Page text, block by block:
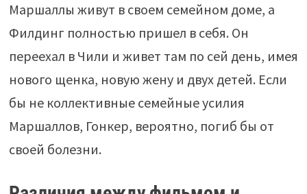
Маршаллы живут в своем семейном доме, а
Филдинг полностью пришел в себя. Он
переехал в Чили и живет там по сей день, имея
нового щенка, новую жену и двух детей. Если
бы не коллективные семейные усилия
Маршаллов, Гонкер, вероятно, погиб бы от
своей болезни.